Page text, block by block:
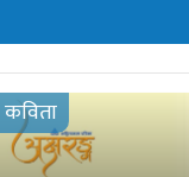
कविता